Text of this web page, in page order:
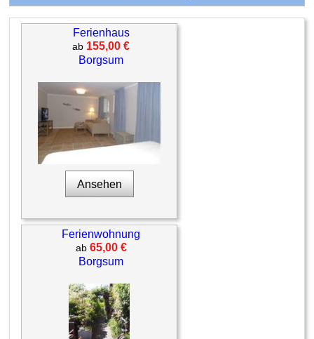
Ferienhaus
ab 155,00 €
Borgsum
Ansehen
Ferienwohnung
ab 65,00 €
Borgsum